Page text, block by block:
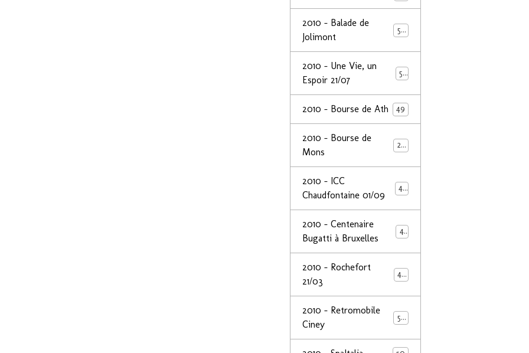
2010 - Balade de
Jolimont
50
2010 - Une Vie, un
Espoir 21/07
53
2010 - Bourse de Ath 49
2010 - Bourse de
Mons
29
2010 - ICC
Chaudfontaine 01/09
44
2010 - Centenaire
Bugatti à Bruxelles
44
2010 - Rochefort
21/03
47
2010 - Retromobile
Ciney
50